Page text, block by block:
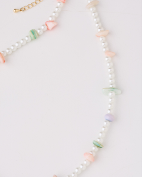
股份有限公司」（以下簡稱本公司）所提供，讓
務購買商品或服務，並由商店將買賣／分期付款
後，依約使用本公司帳單繳交帳款。
付你分期」之契約關係目的，商店將以您的個人
址）提供予台灣大哥大進項蒐集、處理及利用，
帳單所需資料之確認、核對及更正。
閱以下連結：
https://oppay.tw/userRule
方式進行付款，方視為交易完成。
下不需立刻繳費，但若您需要取消訂單，請聯絡
同意取消之訂單仍視為有效，需透過AFTEE先享
先享後付 」之結帳頁面顯示為準，若有關於
消欲退款等相關疑問，請聯繫「AFTEE先享後付
support/home
限公司提供之「AFTEE先享後付」服務完成之交
內提供個人資料，並將交易相關給付款項請求債
公司。
，請瀏覽以下網址：
徵得法定代理人或監護人之同意方可使用
未經同意申辦者引起之損失，本公司不負相關責
付」時，將依據個別帳號之用戶狀況，依本公司即
；若仍有額度不足之情形，本公司將視審查結果
含以上)免運費
星巴克旁) 即日起不提供京站紙袋，取件時
紙袋可現場詢問